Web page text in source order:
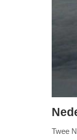
9.
Twee